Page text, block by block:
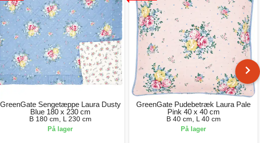
GreenGate Sengetæppe Laura Dusty
Blue 180 x 230 cm
B 180 cm, L 230 cm
På lager
GreenGate Pudebetræk Laura Pale
Pink 40 x 40 cm
B 40 cm, L 40 cm
På lager